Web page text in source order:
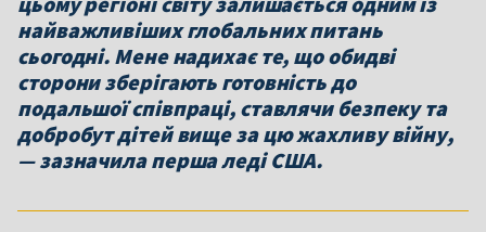
найважливіших глобальних питань
сьогодні. Мене надихає те, що обидві
сторони зберігають готовність до
подальшої співпраці, ставлячи безпеку та
добробут дітей вище за цю жахливу війну,
— зазначила перша леді США.